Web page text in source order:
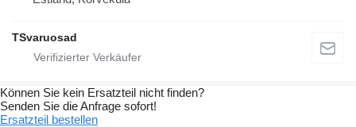
TSvaruosad
Können Sie kein Ersatzteil nicht finden?
Senden Sie die Anfrage sofort!
Ersatzteil bestellen